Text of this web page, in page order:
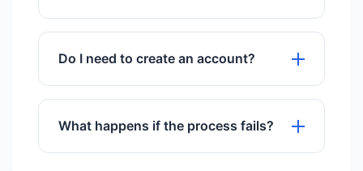
We use advanced algorithms to ensure
maximum quality preservation.
Do I need to create an account?
No registration or sign-up is required to
use any of our tools.
What happens if the process fails?